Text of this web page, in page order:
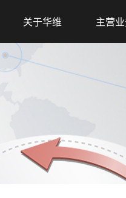
关于华维 主营